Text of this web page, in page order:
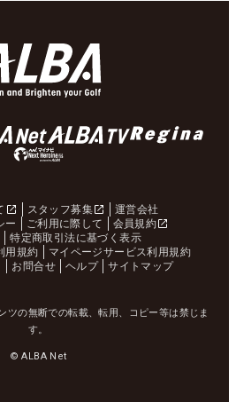
スタッフ募集
運営会社
ー
ご利用に際して
会員規約
特定商取引法に基づく表示
用規約
マイページサービス利用規約
お問合せ ヘルプ サイトマップ
ツの無断での転載、転用、コピー等は禁じま
す。
© ALBA Net